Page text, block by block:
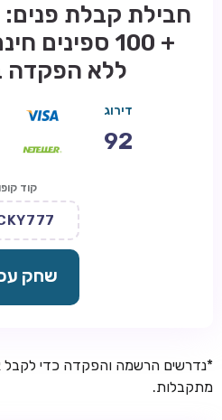
ללא
דירוג
92
קוד
שחק
*נדרשים הרשמה והפקדה כדי לקבל
מתקבלות.